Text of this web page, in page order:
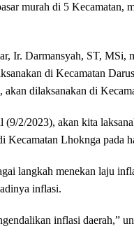
murah di 5 Kecamatan,
Ir. Darmansyah, ST, MSi,
di Kecamatan
akan dilaksanakan di
(9/2/2023), akan kita
Kecamatan Lhoknga pada
langkah menekan laju
inflasi.
inflasi daerah,”